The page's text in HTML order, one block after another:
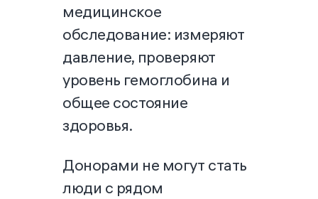
медицинское
обследование: измеряют
давление, проверяют
уровень гемоглобина и
общее состояние
здоровья.
Донорами не могут стать
люди с рядом